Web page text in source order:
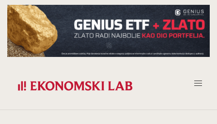
Prijeđi
na
sadržaj